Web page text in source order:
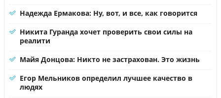
Надежда Ермакова: Ну, вот, и все, как говорится
Никита Гуранда хочет проверить свои силы на
реалити
Майя Донцова: Никто не застрахован. Это жизнь
Егор Мельников определил лучшее качество в
людях